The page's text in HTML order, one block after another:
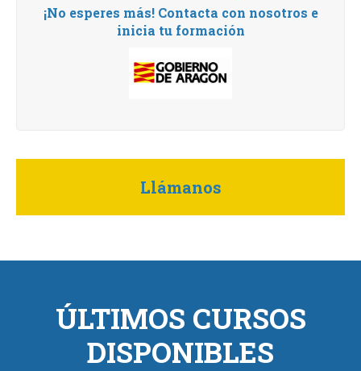
¡No esperes más! Contacta con nosotros e
inicia tu formación
Llámanos
ÚLTIMOS CURSOS
DISPONIBLES